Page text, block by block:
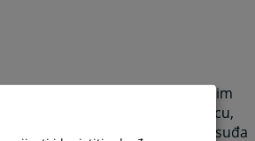
u Bosni i Hercegovini, a samim
Osnovnom sudu u Sokocu,
nadležnost . Reformom pravosuđa